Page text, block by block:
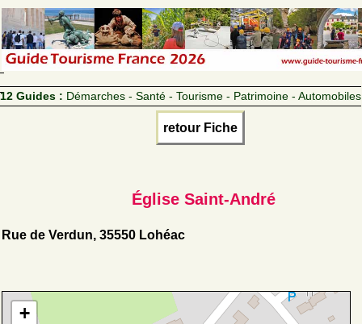
12 Guides : Démarches - Santé - Tourisme - Patrimoine - Automobiles
retour Fiche
Église Saint-André
Rue de Verdun, 35550 Lohéac
+